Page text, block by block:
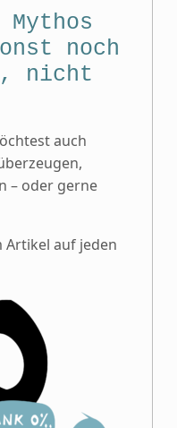
Mythos
noch
nicht
auch
– oder gerne
Artikel auf jeden